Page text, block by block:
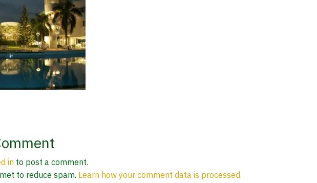
into post a comment.
to reduce spam. Learn how your comment data is processed.